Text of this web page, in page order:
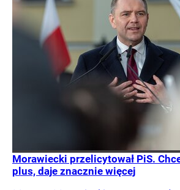
Morawiecki przelicytował PiS.
plus, daje znacznie więcej